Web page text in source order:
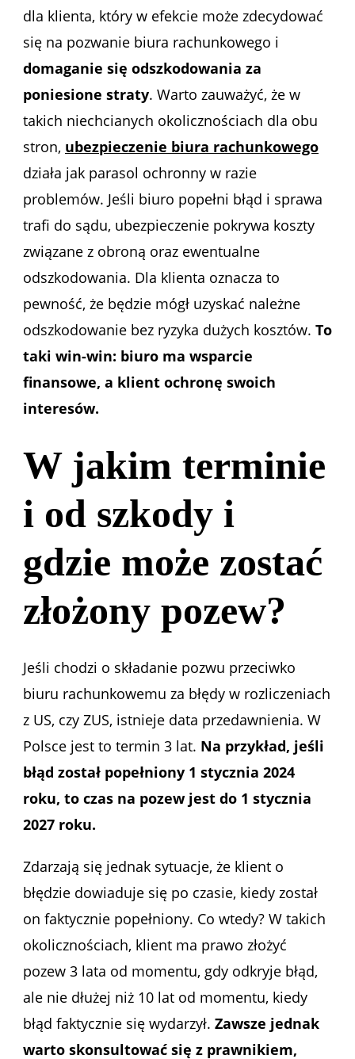
dla klienta, który w efekcie może zdecydować
się na pozwanie biura rachunkowego i
domaganie się odszkodowania za
poniesione straty. Warto zauważyć, że w
takich niechcianych okolicznościach dla obu
stron, ubezpieczenie biura rachunkowego
działa jak parasol ochronny w razie
problemów. Jeśli biuro popełni błąd i sprawa
trafi do sądu, ubezpieczenie pokrywa koszty
związane z obroną oraz ewentualne
odszkodowania. Dla klienta oznacza to
pewność, że będzie mógł uzyskać należne
odszkodowanie bez ryzyka dużych kosztów. To
taki win-win: biuro ma wsparcie
finansowe, a klient ochronę swoich
interesów.
W jakim terminie
i od szkody i
gdzie może zostać
złożony pozew?
Jeśli chodzi o składanie pozwu przeciwko
biuru rachunkowemu za błędy w rozliczeniach
z US, czy ZUS, istnieje data przedawnienia. W
Polsce jest to termin 3 lat. Na przykład, jeśli
błąd został popełniony 1 stycznia 2024
roku, to czas na pozew jest do 1 stycznia
2027 roku.
Zdarzają się jednak sytuacje, że klient o
błędzie dowiaduje się po czasie, kiedy został
on faktycznie popełniony. Co wtedy? W takich
okolicznościach, klient ma prawo złożyć
pozew 3 lata od momentu, gdy odkryje błąd,
ale nie dłużej niż 10 lat od momentu, kiedy
błąd faktycznie się wydarzył. Zawsze jednak
warto skonsultować się z prawnikiem,